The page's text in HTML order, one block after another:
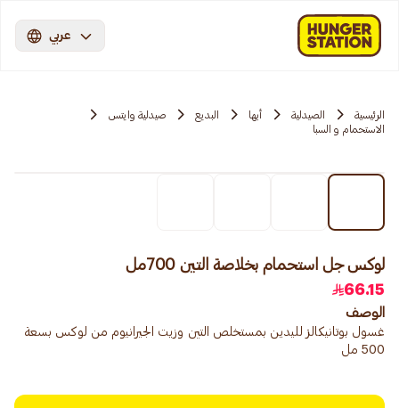
عربي
الرئيسية الصيدلية أبها البديع
صيدلية وايتس
الاستحمام و السبا
لوكس جل استحمام بخلاصة التين 700مل
66.15
الوصف
غسول بوتانيكالز لليدين بمستخلص التين وزيت الجيرانيوم من لوكس بسعة
500 مل